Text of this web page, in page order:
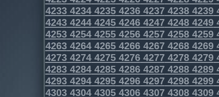
4233423442354236423742384239
4243424442454246424742484249
4253425442554256425742584259
4263426442654266426742684269
4273427442754276427742784279
4283428442854286428742884289
4293429442954296429742984299
4303430443054306430743084309